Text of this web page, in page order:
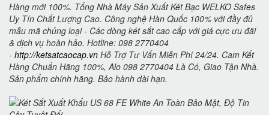
Hàng mới 100%. Tổng Nhà Máy Sản Xuất Két Bạc WELKO Safes
Uy Tín Chất Lượng Cao. Công nghệ Hàn Quốc 100% với đầy đủ
mẫu mã chủng loại - Các dòng két sắt cao cấp với giá cực ưu đãi
& dịch vụ hoàn hảo. Hotline: 098 2770404
- http://ketsatcaocap.vn Hỗ Trợ Tư Vấn Miễn Phí 24/24. Cam Kết
Hàng Chuẩn Hãng 100%, Alo 098 2770404 Là Có, Giao Tận Nhà.
Sản phẩm chính hãng. Bảo hành dài hạn.